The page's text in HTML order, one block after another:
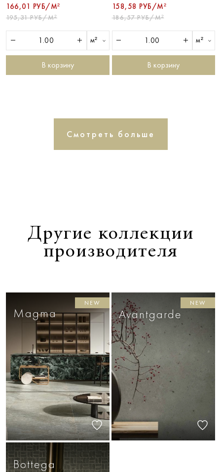
166,01 РУБ/М²
195,31 РУБ/М²
м²
В корзину
158,58 РУБ/М²
186,57 РУБ/М²
м²
В корзину
Смотреть больше
Другие коллекции
производителя
Magma
NEW
Avantgarde
NEW
Bottega